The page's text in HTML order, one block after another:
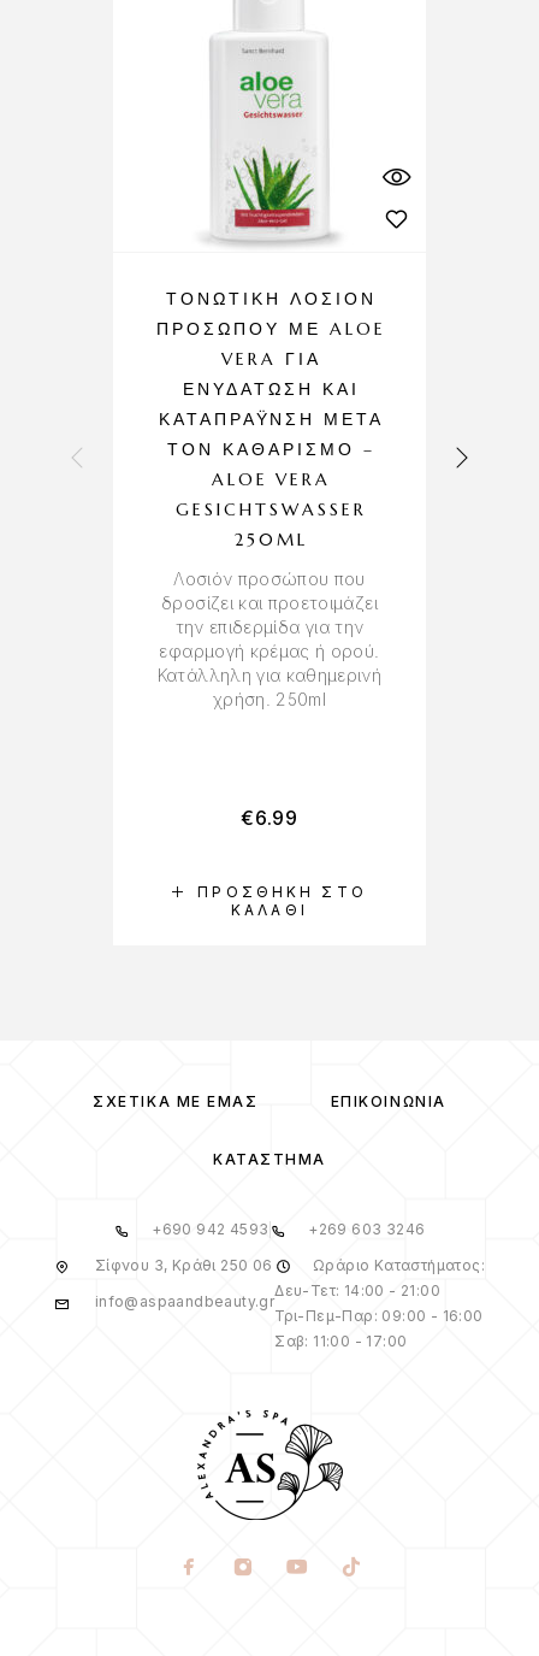
ΠΡΟΣΘΉΚΗ ΣΤΟ
ΚΑΛΆΘΙ
ΤΟΝΩΤΙΚΉ ΛΟΣΙΌΝ
ΠΡΟΣΏΠΟΥ ΜΕ ALOE
VERA ΓΙΑ
ΕΝΥΔΆΤΩΣΗ ΚΑΙ
ΚΑΤΑΠΡΆΥΝΣΗ ΜΕΤΆ
ΤΟΝ ΚΑΘΑΡΙΣΜΌ –
ALOE VERA
GESICHTSWASSER
250ML
Λοσιόν προσώπου που
δροσίζει και προετοιμάζει
την επιδερμίδα για την
εφαρμογή κρέμας ή ορού.
Κατάλληλη για καθημερινή
χρήση. 250ml
€6.99
ΣΧΕΤΙΚΆ ΜΕ ΕΜΆΣ ΕΠΙΚΟΙΝΩΝΊΑ
ΚΑΤΆΣΤΗΜΑ
+690 942 4593
+269 603 3246
Σίφνου 3, Κράθι 250 06
info@aspaandbeauty.gr
Ωράριο Καταστήματος:
Δευ-Τετ: 14:00 - 21:00
Τρι-Πεμ-Παρ: 09:00 - 16:00
Σαβ: 11:00 - 17:00